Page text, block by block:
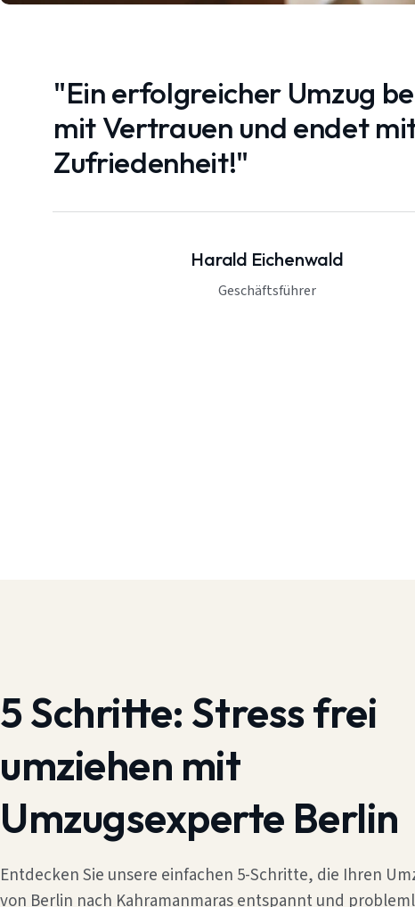
"Ein erfolgreicher Umzug
mit Vertrauen und endet
Zufriedenheit!"
Harald Eichenwald
Geschäftsführer
5 Schritte: Stress frei
umziehen mit
Umzugsexperte Berlin
Entdecken Sie unsere einfachen 5-Schritte, die Ihren
von Berlin nach Kahramanmaras entspannt und